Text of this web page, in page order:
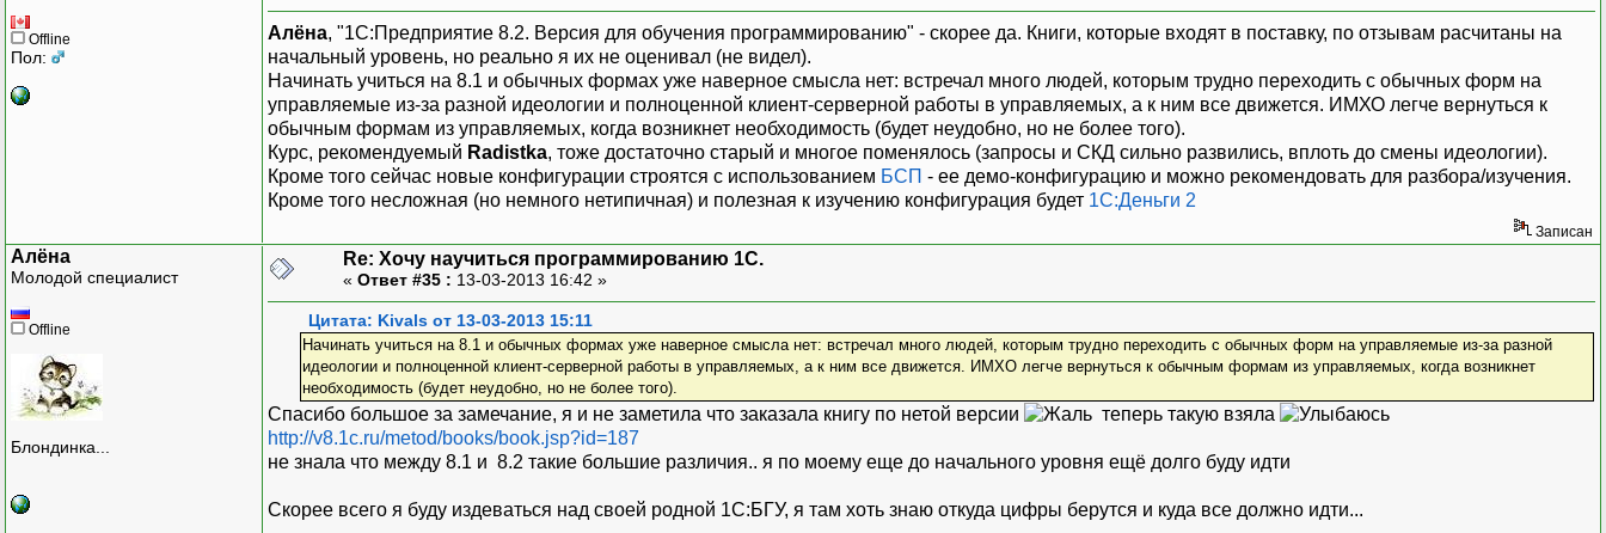
Offline
Пол:
Алёна, "1С:Предприятие 8.2. Версия для обучения программированию" - скорее да. Книги, которые входят в поставку, по отзывам расчитаны на
начальный уровень, но реально я их не оценивал (не видел).
Начинать учиться на 8.1 и обычных формах уже наверное смысла нет: встречал много людей, которым трудно переходить с обычных форм на
управляемые из-за разной идеологии и полноценной клиент-серверной работы в управляемых, а к ним все движется. ИМХО легче вернуться к
обычным формам из управляемых, когда возникнет необходимость (будет неудобно, но не более того).
Курс, рекомендуемый Radistka, тоже достаточно старый и многое поменялось (запросы и СКД сильно развились, вплоть до смены идеологии).
Кроме того сейчас новые конфигурации строятся с использованием БСП - ее демо-конфигурацию и можно рекомендовать для разбора/изучения.
Кроме того несложная (но немного нетипичная) и полезная к изучению конфигурация будет 1С:Деньги 2
Записан
Алёна
Молодой специалист
Offline
Блондинка...
Re: Хочу научиться программированию 1С.
« Ответ #35 : 13-03-2013 16:42 »
Цитата: Kivals от 13-03-2013 15:11
Начинать учиться на 8.1 и обычных формах уже наверное смысла нет: встречал много людей, которым трудно переходить с обычных форм на управляемые из-за разной
идеологии и полноценной клиент-серверной работы в управляемых, а к ним все движется. ИМХО легче вернуться к обычным формам из управляемых, когда возникнет
необходимость (будет неудобно, но не более того).
Спасибо большое за замечание, я и не заметила что заказала книгу по нетой версии
теперь такую взяла
http://v8.1c.ru/metod/books/book.jsp?id=187
не знала что между 8.1 и 8.2 такие большие различия.. я по моему еще до начального уровня ещё долго буду идти
Скорее всего я буду издеваться над своей родной 1С:БГУ, я там хоть знаю откуда цифры берутся и куда все должно идти...